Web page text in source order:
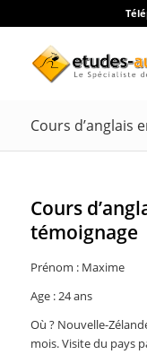
Cours d’anglais
Cours
témoignage
Prénom : Maxime
Age : 24 ans
Où ? Nouvelle-
mois. Visite du pays